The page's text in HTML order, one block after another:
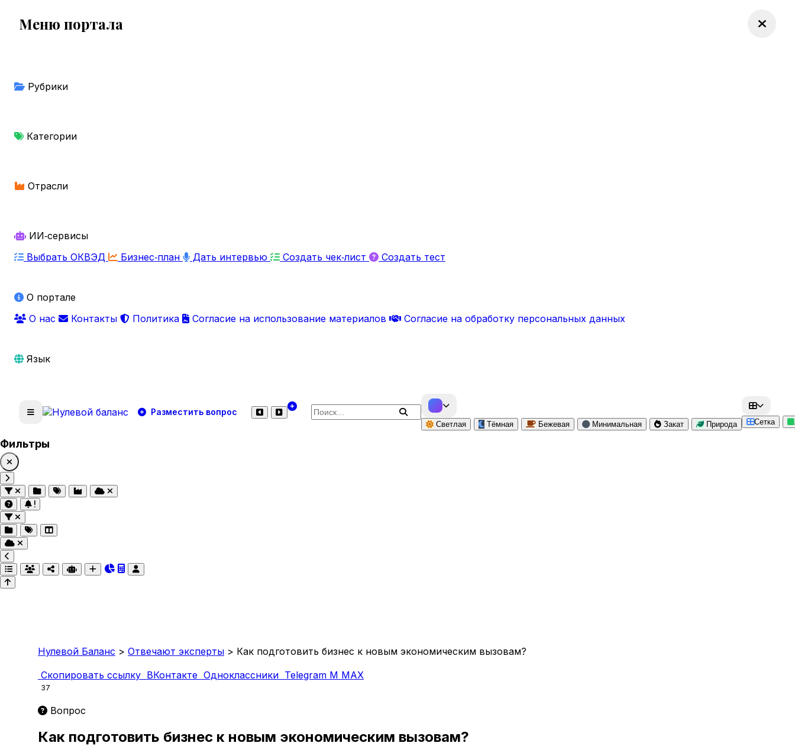
Меню портала
Рубрики
Категории
Отрасли
ИИ‑сервисы
Выбрать ОКВЭД
Бизнес‑план Дать интервью Создать чек‑лист Создать тест
О портале
О нас
Контакты Политика Согласие на использование материалов Согласие на обработку персональных данных
Язык
Разместить вопрос Поиск по сайту
Светлая Тёмная Бежевая Минимальная Закат Природа Сетка
Фильтры
Нулевой Баланс > Отвечают эксперты > Как подготовить бизнес к новым экономическим вызовам?
Скопировать ссылку ВКонтакте Одноклассники Telegram M MAX
37
Вопрос
Как подготовить бизнес к новым экономическим вызовам?